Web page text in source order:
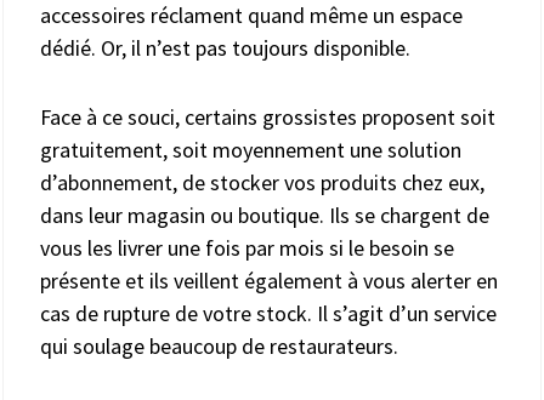
accessoires réclament quand même un espace
dédié. Or, il n’est pas toujours disponible.
Face à ce souci, certains grossistes proposent soit
gratuitement, soit moyennement une solution
d’abonnement, de stocker vos produits chez eux,
dans leur magasin ou boutique. Ils se chargent de
vous les livrer une fois par mois si le besoin se
présente et ils veillent également à vous alerter en
cas de rupture de votre stock. Il s’agit d’un service
qui soulage beaucoup de restaurateurs.